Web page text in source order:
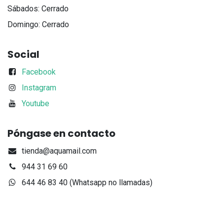
Sábados: Cerrado
Domingo: Cerrado
Social
Facebook
Instagram
Youtube
Póngase en contacto
tienda@aquamail.com
944 31 69 60
644 46 83 40 (Whatsapp no llamadas)